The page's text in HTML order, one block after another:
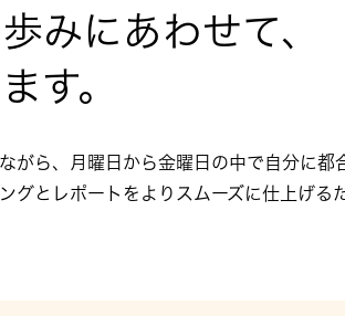
みにあわせて、
す。
がら、月曜日から金曜日の中で自分に
グとレポートをよりスムーズに仕上げ